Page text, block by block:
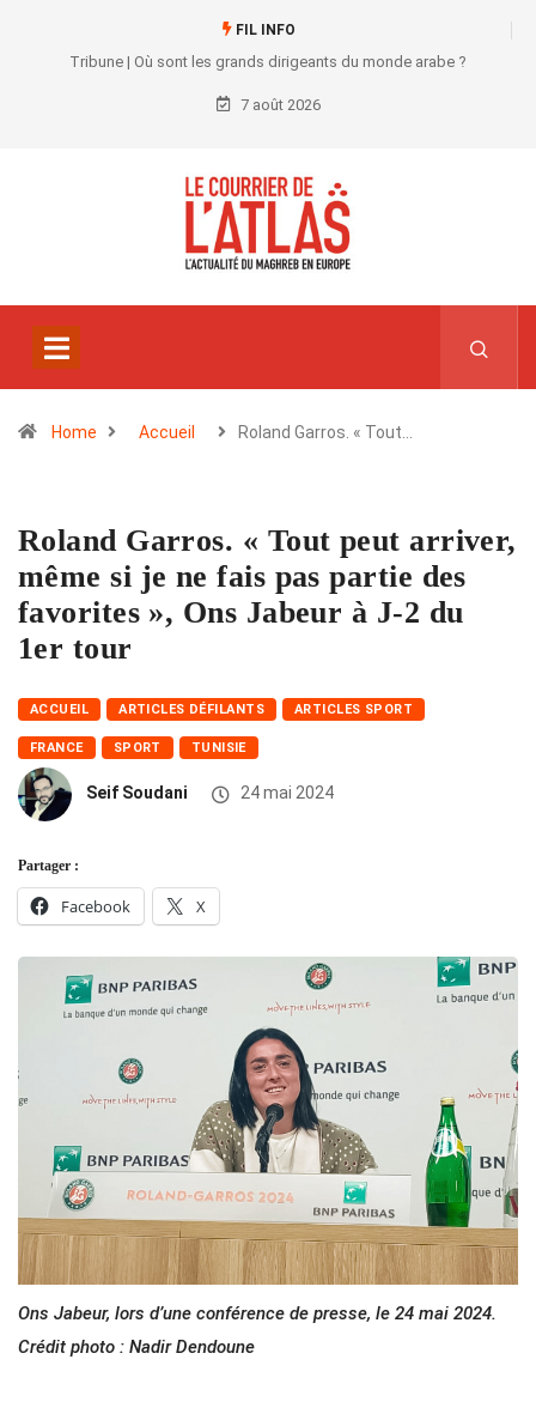
FIL INFO
Tribune | Où sont les grands dirigeants du monde arabe ?
7 août 2026
Home Accueil Roland Garros. « Tout…
Roland Garros. « Tout peut arriver,
même si je ne fais pas partie des
favorites », Ons Jabeur à J-2 du
1er tour
ACCUEIL ARTICLES DÉFILANTS ARTICLES SPORT
FRANCE SPORT TUNISIE
Seif Soudani 24 mai 2024
Partager :
Facebook X
Ons Jabeur, lors d’une conférence de presse, le 24 mai 2024.
Crédit photo : Nadir Dendoune